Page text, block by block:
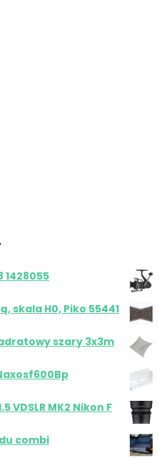
1428055
skala H0, Piko 55441
szary 3x3m
VDSLR MK2 Nikon F
combi